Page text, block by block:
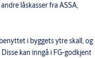
låskasser fra ASSA,
i byggets ytre skall, og
kan inngå i FG-godkjent